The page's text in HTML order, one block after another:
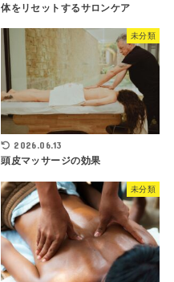
体をリセットするサロンケア
未分類
2026.06.13
頭皮マッサージの効果
未分類